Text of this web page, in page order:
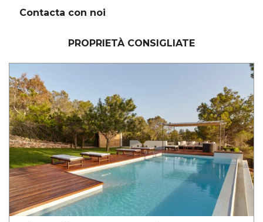
Contacta con noi
PROPRIETÀ CONSIGLIATE